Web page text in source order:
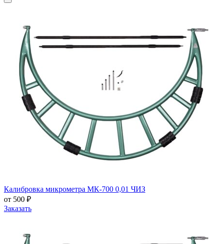
Калибровка микрометра МК-700 0,01 ЧИЗ
от 500 ₽
Заказать